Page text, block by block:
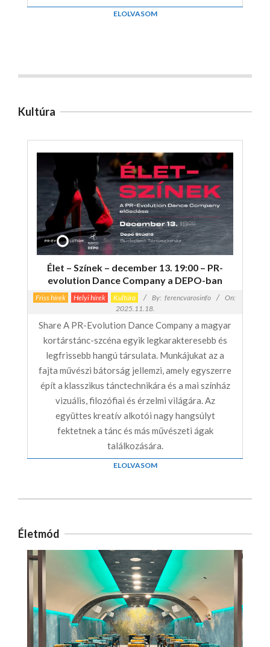
ELOLVASOM
Kultúra
Élet – Színek – december 13. 19:00 – PR-
evolution Dance Company a DEPO-ban
Friss hírek Helyi hírek Kultúra By: ferencvarosinfo
On:
2025.11.18.
Share A PR-Evolution Dance Company a magyar
kortárstánc-szcéna egyik legkarakteresebb és
legfrissebb hangú társulata. Munkájukat az a
fajta művészi bátorság jellemzi, amely egyszerre
épít a klasszikus tánctechnikára és a mai színház
vizuális, filozófiai és érzelmi világára. Az
együttes kreatív alkotói nagy hangsúlyt
fektetnek a tánc és más művészeti ágak
találkozására.
ELOLVASOM
Életmód